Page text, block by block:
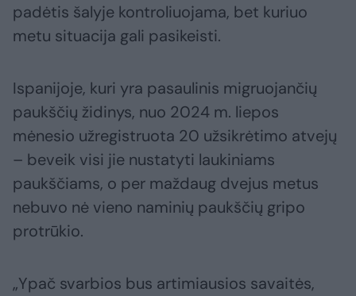
padėtis šalyje kontroliuojama, bet kuriuo
metu situacija gali pasikeisti.
Ispanijoje, kuri yra pasaulinis migruojančių
paukščių židinys, nuo 2024 m. liepos
mėnesio užregistruota 20 užsikrėtimo atvejų
– beveik visi jie nustatyti laukiniams
paukščiams, o per maždaug dvejus metus
nebuvo nė vieno naminių paukščių gripo
protrūkio.
„Ypač svarbios bus artimiausios savaitės,